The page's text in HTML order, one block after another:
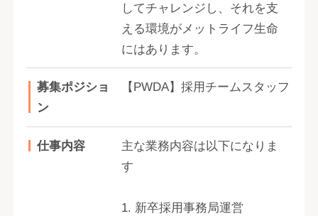
してチャレンジし、それを支
える環境がメットライフ生命
にはあります。
募集ポジショ
ン
【PWDA】採用チームスタッフ
仕事内容
主な業務内容は以下になりま
す
1. 新卒採用事務局運営